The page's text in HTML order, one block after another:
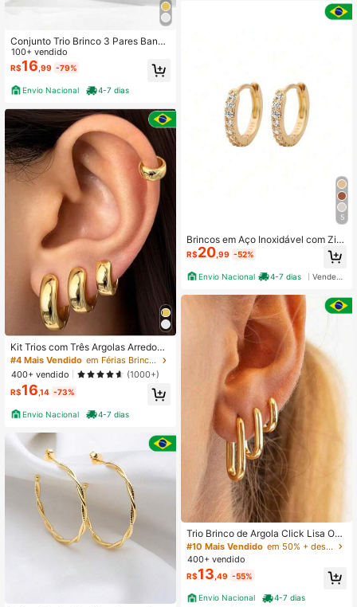
Conjunto Trio Brinco 3 Pares Banha
da em Prata 925 e Ouro 18k.
100+ vendido
R$16 ,99 -79%
Envio Nacional 4-7 dias
Kit Trios com Três Argolas Arredond
adas e Lisas Sem Pedras Banhado
Ouro 18k prata 925 Feminina Antial
érgico Elegantes e Duráveis
#4 Mais Vendido
em Férias Brincos Femininos
400+ vendido
(1000+)
R$16 ,14 -73%
Envio Nacional 4-7 dias
5
Brincos em Aço Inoxidável com Zirc
ônias - Clipes para Orelha e Piercin
g Corporal
R$20 ,99 -52%
Envio Nacional 4-7 dias
Trio Brinco de Argola Click Lisa Our
o 18K a prata 925 Antialérgico com
KIT 3 pares branco
#10 Mais Vendido
em 50% + desconto Brincos femininos
400+ vendido
R$13 ,49 -55%
Envio Nacional 4-7 dias